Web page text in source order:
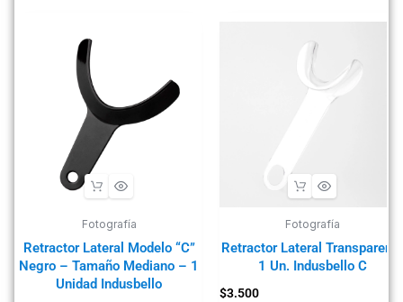
Fotografía
Retractor Lateral Modelo “C”
Negro – Tamaño Mediano – 1
Unidad Indusbello
Fotografía
Retractor Lateral Transparente
1 Un. Indusbello C
$3.500